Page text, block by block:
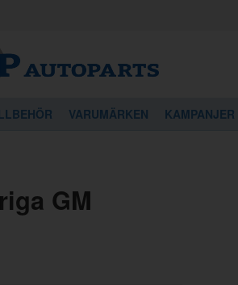
VARUMÄRKEN KAMPANJER
GM